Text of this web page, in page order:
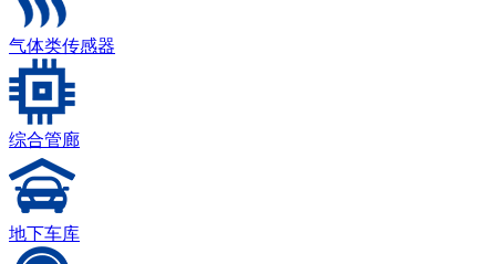
气体类传感器
综合管廊
地下车库